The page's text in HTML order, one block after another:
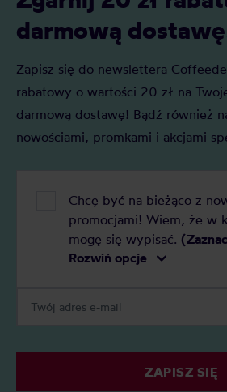
darmową
Zapisz się do newslettera
rabatowy o wartości 20 zł na
darmową dostawę! Bądź również
nowościami, promkami i akcjami
Chcę być na bieżąco z
promocjami! Wiem, że w
mogę się wypisać.
Rozwiń opcje
ZAPISZ SIĘ